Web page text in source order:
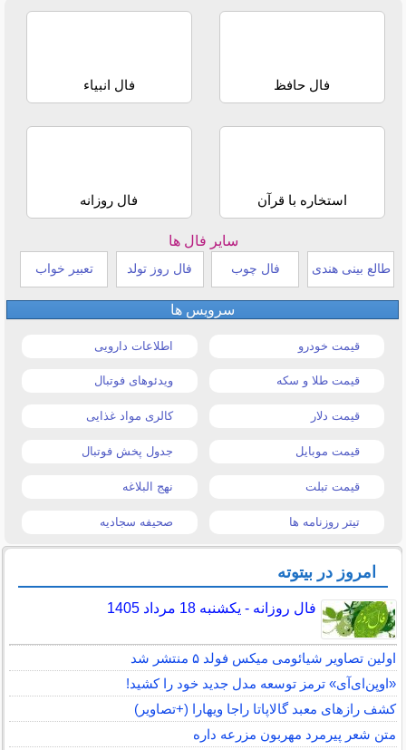
فال حافظ فال انبیاء
استخاره با قرآن فال روزانه
سایر فال ها
طالع بینی هندی فال چوب فال روز تولد تعبیر خواب
سرویس ها
قیمت خودرو اطلاعات دارویی
قیمت طلا و سکه ویدئوهای فوتبال
قیمت دلار کالری مواد غذایی
قیمت موبایل جدول پخش فوتبال
قیمت تبلت نهج البلاغه
تیتر روزنامه ها صحیفه سجادیه
امروز در بیتوته
فال روزانه - یکشنبه 18 مرداد 1405
اولین تصاویر شیائومی میکس فولد ۵ منتشر شد
«اوپن‌ای‌آی» ترمز توسعه مدل جدید خود را کشید!
کشف رازهای معبد گالاپاتا راجا ویهارا (+تصاویر)
متن شعر پیرمرد مهربون مزرعه داره